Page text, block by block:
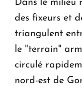
Dans le milieu
des fixeurs et
triangulent
le "terrain"
circulé
nord-est de